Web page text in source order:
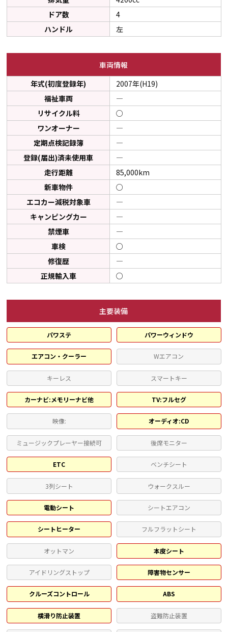
ドア数
4
ハンドル
左
車両情報
年式(初度登録年)
2007年(H19)
福祉車両
―
リサイクル料
○
ワンオーナー
―
定期点検記録簿
―
登録(届出)済未使用車
―
走行距離
85,000km
新車物件
○
エコカー減税対象車
―
キャンピングカー
―
禁煙車
―
車検
○
修復歴
―
正規輸入車
○
主要装備
パワステ パワーウィンドウ
エアコン・クーラー Wエアコン
キーレス スマートキー
カーナビ:メモリーナビ他 TV:フルセグ
映像: オーディオ:CD
ミュージックプレーヤー接続可 後席モニター
ETC ベンチシート
3列シート ウォークスルー
電動シート シートエアコン
シートヒーター フルフラットシート
オットマン 本皮シート
アイドリングストップ 障害物センサー
クルーズコントロール ABS
横滑り防止装置 盗難防止装置